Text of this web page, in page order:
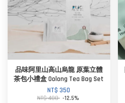
品味阿里山高山烏龍 原葉立體
茶包小禮盒 Oolong Tea Bag Set
NT$ 350
NT$ 400 -12.5%